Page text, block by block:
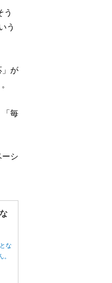
う
う
」が
「毎
ーシ
な
。